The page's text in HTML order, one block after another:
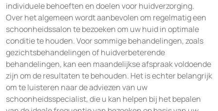
individuele behoeften en doelen voor huidverzorging.
Over het algemeen wordt aanbevolen om regelmatig een
schoonheidssalon te bezoeken om uw huid in optimale
conditie te houden. Voor sommige behandelingen, zoals
gezichtsbehandelingen of huidverbeterende
behandelingen, kan een maandelijkse afspraak voldoende
zijn om de resultaten te behouden. Het is echter belangrijk
om te luisteren naar de adviezen van uw
schoonheidsspecialist, die u kan helpen bij het bepalen